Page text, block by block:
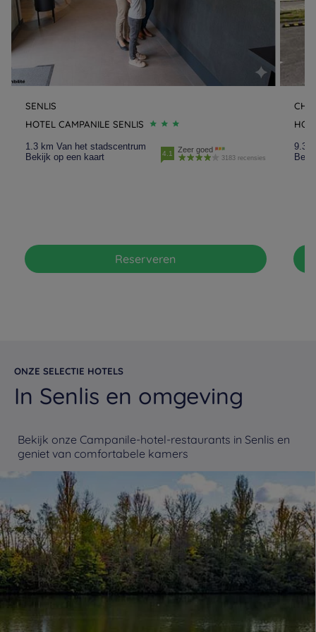
SENLIS
HOTEL CAMPANILE SENLIS
1.3 km Van het stadscentrum
Bekijk op een kaart
4.1 Zeer goed
3183 recensies
Reserveren
9.3
ONZE SELECTIE HOTELS
In Senlis en omgeving
Bekijk onze Campanile-hotel-restaurants in Senlis en
geniet van comfortabele kamers